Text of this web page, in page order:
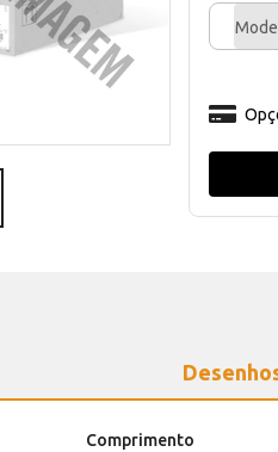
Comprimento